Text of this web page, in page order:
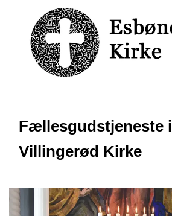
Fællesgudstjeneste i
Villingerød Kirke